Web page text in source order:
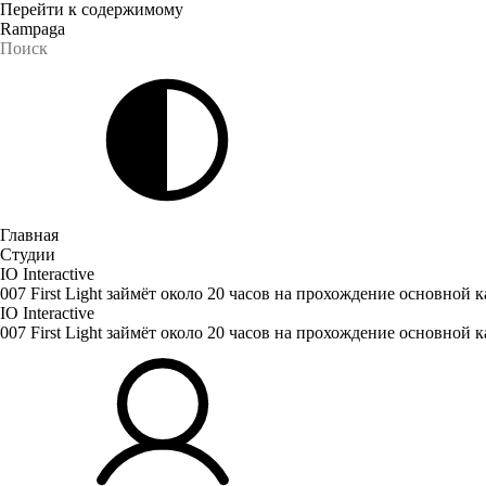
Перейти к содержимому
Rampaga
Главная
Студии
IO Interactive
007 First Light займёт около 20 часов на прохождение основной
IO Interactive
007 First Light займёт около 20 часов на прохождение основной